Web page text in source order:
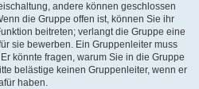
andere können geschlossen
die Gruppe offen ist, können Sie ihr
beitreten; verlangt die Gruppe eine
sie bewerben. Ein Gruppenleiter muss
könnte fragen, warum Sie in die Gruppe
belästige keinen Gruppenleiter, wenn er
haben.